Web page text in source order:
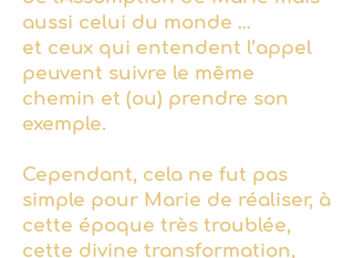
aussi celui du monde …
et ceux qui entendent l’appel
peuvent suivre le même
chemin et (ou) prendre son
exemple.
Cependant, cela ne fut pas
simple pour Marie de réaliser, à
cette époque très troublée,
cette divine transformation,